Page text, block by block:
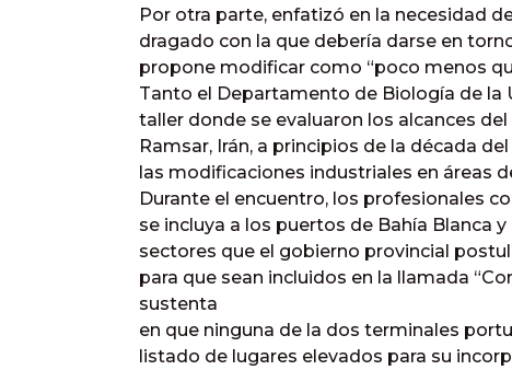
Por otra parte, enfatizó en la necesidad
dragado con la que debería darse en
propone modificar como “poco menos
Tanto el Departamento de Biología de la
taller donde se evaluaron los alcances
Ramsar, Irán, a principios de la década
las modificaciones industriales en áreas
Durante el encuentro, los profesionales
se incluya a los puertos de Bahía Blanca
sectores que el gobierno provincial
para que sean incluidos en la llamada
sustenta
en que ninguna de la dos terminales
listado de lugares elevados para su